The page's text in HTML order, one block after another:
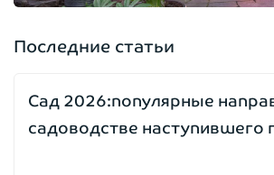
Последние статьи
Сад 2026:популярные
садоводстве наступившего